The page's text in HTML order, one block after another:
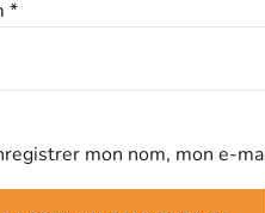
*
mon nom, mon e-